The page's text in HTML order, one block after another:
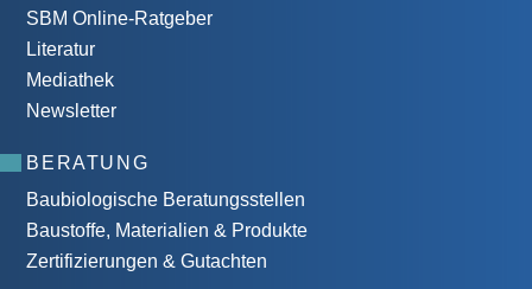
SBM Online-Ratgeber
Literatur
Mediathek
Newsletter
BERATUNG
Baubiologische Beratungsstellen
Baustoffe, Materialien & Produkte
Zertifizierungen & Gutachten